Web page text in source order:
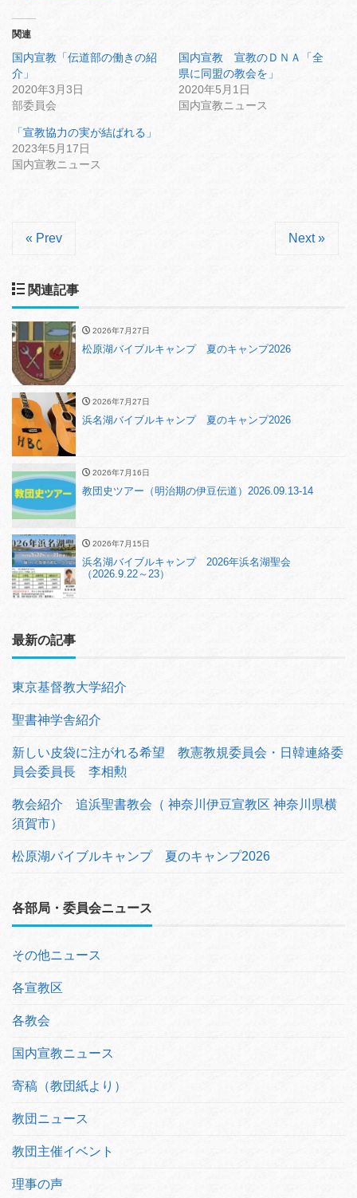
関連
国内宣教「伝道部の働きの紹
介」
2020年3月3日
部委員会
国内宣教 宣教のＤＮＡ「全
県に同盟の教会を」
2020年5月1日
国内宣教ニュース
「宣教協力の実が結ばれる」
2023年5月17日
国内宣教ニュース
« Prev Next »
関連記事
2026年7月27日
松原湖バイブルキャンプ 夏のキャンプ2026
2026年7月27日
浜名湖バイブルキャンプ 夏のキャンプ2026
2026年7月16日
教団史ツアー（明治期の伊豆伝道）2026.09.13-14
2026年7月15日
浜名湖バイブルキャンプ 2026年浜名湖聖会
（2026.9.22～23）
最新の記事
東京基督教大学紹介
聖書神学舎紹介
新しい皮袋に注がれる希望 教憲教規委員会・日韓連絡委
員会委員長 李相勲
教会紹介 追浜聖書教会（ 神奈川伊豆宣教区 神奈川県横
須賀市）
松原湖バイブルキャンプ 夏のキャンプ2026
各部局・委員会ニュース
その他ニュース
各宣教区
各教会
国内宣教ニュース
寄稿（教団紙より）
教団ニュース
教団主催イベント
理事の声